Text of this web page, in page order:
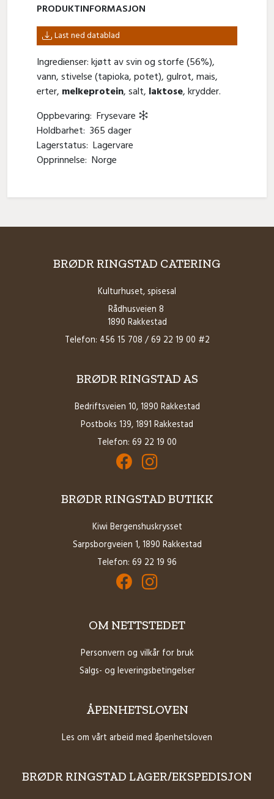
PRODUKT­INFORMASJON
Last ned datablad
Ingredienser: kjøtt av svin og storfe (56%),
vann, stivelse (tapioka, potet), gulrot, mais,
erter, melkeprotein, salt, laktose, krydder.
Oppbevaring: Frysevare
Holdbarhet: 365 dager
Lagerstatus: Lagervare
Opprinnelse: Norge
BRØDR RINGSTAD CATERING
Kulturhuset, spisesal
Rådhusveien 8
1890 Rakkestad
Telefon: 456 15 708 / 69 22 19 00 #2
BRØDR RINGSTAD AS
Bedriftsveien 10, 1890 Rakkestad
Postboks 139, 1891 Rakkestad
Telefon: 69 22 19 00
BRØDR RINGSTAD BUTIKK
Kiwi Bergenshuskrysset
Sarpsborgveien 1, 1890 Rakkestad
Telefon: 69 22 19 96
OM NETTSTEDET
Personvern og vilkår for bruk
Salgs- og leveringsbetingelser
ÅPENHETSLOVEN
Les om vårt arbeid med åpenhetsloven
BRØDR RINGSTAD LAGER/EKSPEDISJON